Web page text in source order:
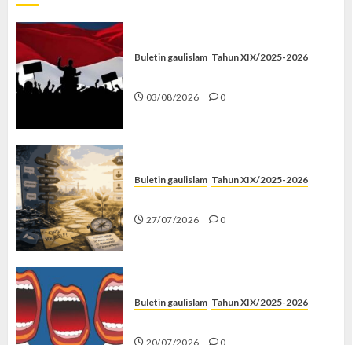
Buletin gaulislam Tahun XIX/2025-2026
03/08/2026 0
Buletin gaulislam Tahun XIX/2025-2026
27/07/2026 0
Buletin gaulislam Tahun XIX/2025-2026
20/07/2026 0